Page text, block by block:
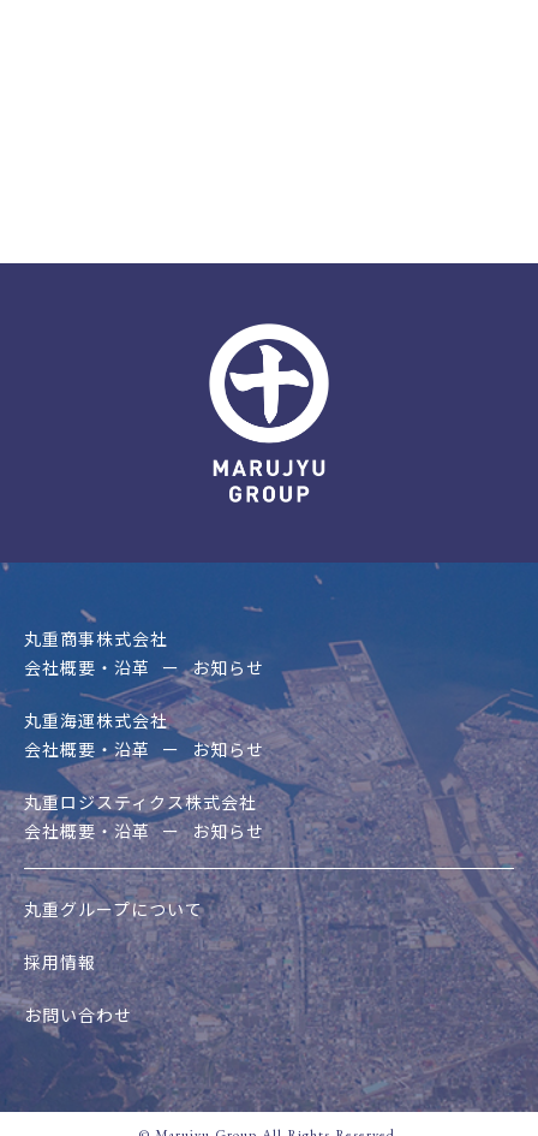
丸重商事株式会社
会社概要・沿革
お知らせ
丸重海運株式会社
会社概要・沿革
お知らせ
丸重ロジスティクス株式会社
会社概要・沿革
お知らせ
丸重グループについて
採用情報
お問い合わせ